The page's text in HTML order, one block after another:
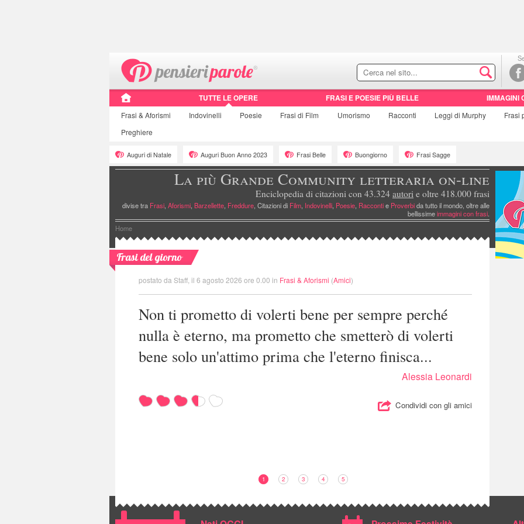
TUTTE LE OPERE FRASI E POESIE PIÙ BELLE IMMAGINI
Frasi & Aforismi Indovinelli Poesie Frasi di Film Umorismo Racconti Leggi di Murphy Frasi
Preghiere
Auguri di Natale Auguri Buon Anno 2023 Frasi Belle Buongiorno Frasi Sagge
La più Grande Community letteraria on-line
Enciclopedia di citazioni con 43.324 autori e oltre 418.000 frasi
divise tra Frasi, Aforismi, Barzellette, Freddure, Citazioni di Film, Indovinelli, Poesie, Raccontie Proverbida tutto il mondo, oltre alle
bellissimeimmagini con frasi.
Home
Frasi del giorno
postato da Staff, il 6 agosto 2026 ore 0.00 in Frasi & Aforismi (Amici)
Non ti prometto di volerti bene per sempre perché
nulla è eterno, ma prometto che smetterò di volerti
bene solo un'attimo prima che l'eterno finisca...
Alessia Leonardi
Condividi con gli amici
1 2 3 4 5